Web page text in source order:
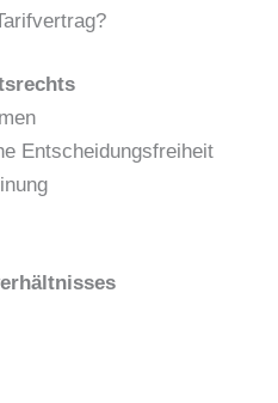
Entscheidungsfreiheit